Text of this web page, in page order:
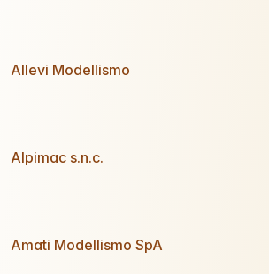
Allevi Modellismo
Alpimac s.n.c.
Amati Modellismo SpA